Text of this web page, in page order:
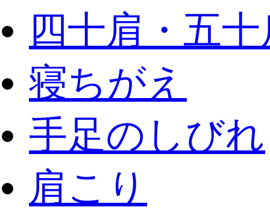
四十肩・五
寝ちがえ
手足のしびれ
肩こり